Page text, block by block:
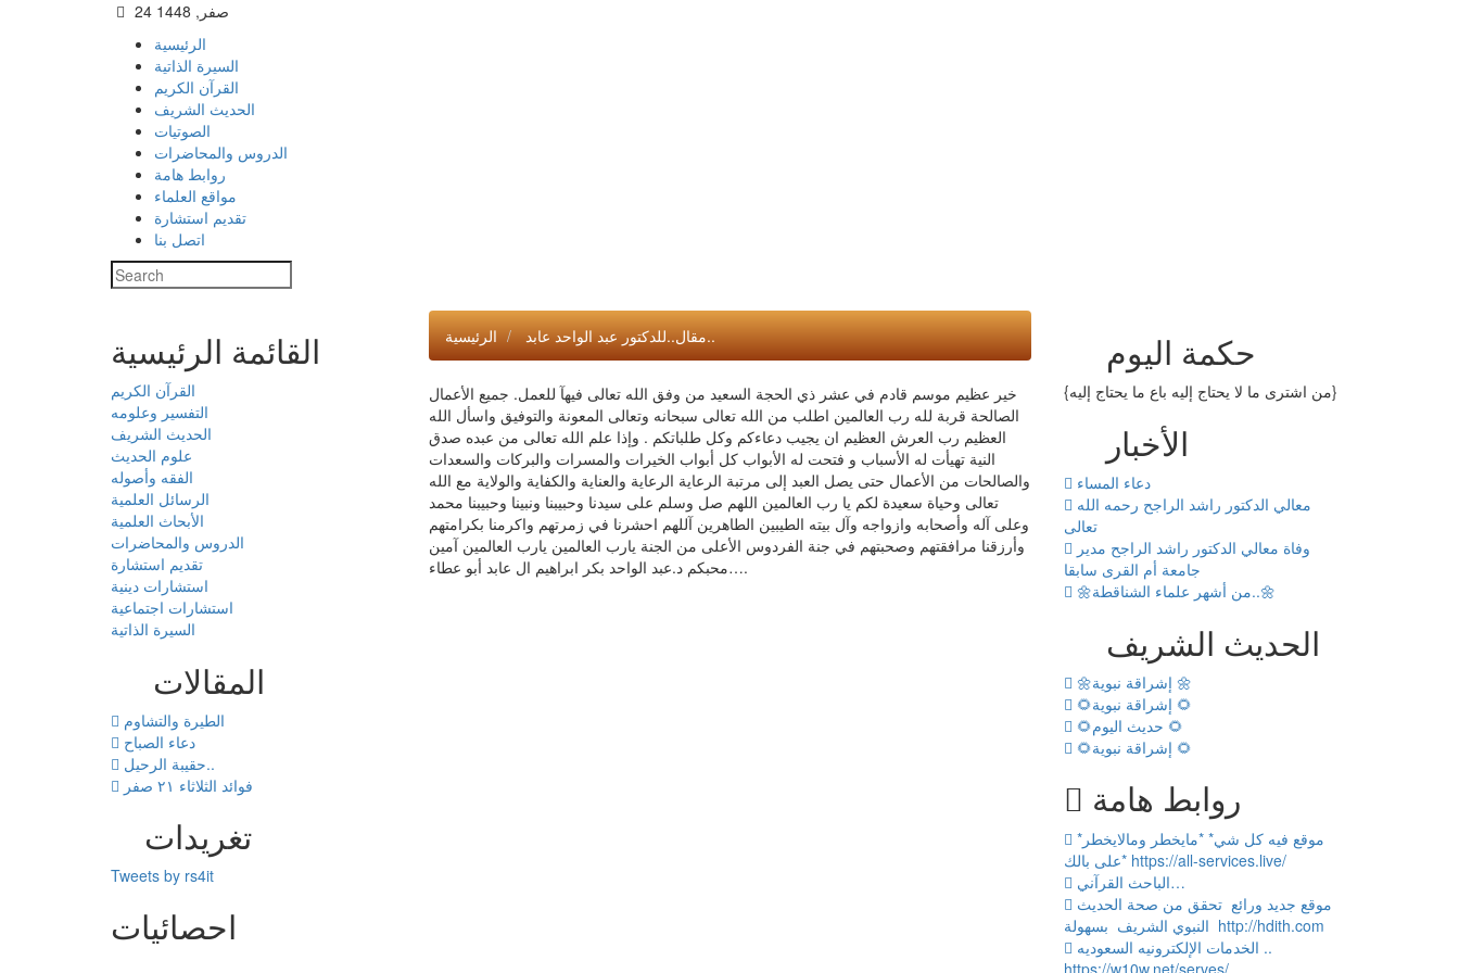
24 صفر, 1448
الرئيسية
السيرة الذاتية
القرآن الكريم
الحديث الشريف
الصوتيات
الدروس والمحاضرات
روابط هامة
مواقع العلماء
تقديم استشارة
اتصل بنا
القائمة الرئيسية
القرآن الكريم
التفسير وعلومه
الحديث الشريف
علوم الحديث
الفقه وأصوله
الرسائل العلمية
الأبحاث العلمية
الدروس والمحاضرات
تقديم استشارة
استشارات دينية
استشارات اجتماعية
السيرة الذاتية
المقالات
الطيرة والتشاوم
دعاء الصباح
حقيبة الرحيل..
فوائد الثلاثاء ٢١ صفر
تغريدات
Tweets by rs4it
احصائيات
الرئيسية مقال..للدكتور عبد الواحد عابد..
خير عظيم موسم قادم في عشر ذي الحجة السعيد من وفق الله تعالى فيهآ للعمل. جميع الأعمال
الصالحة قربة لله رب العالمين اطلب من الله تعالى سبحانه وتعالى المعونة والتوفيق واسأل الله
العظيم رب العرش العظيم ان يجيب دعاءكم وكل طلباتكم . وإذا علم الله تعالى من عبده صدق
النية تهيأت له الأسباب و فتحت له الأبواب كل أبواب الخيرات والمسرات والبركات والسعدات
والصالحات من الأعمال حتى يصل العبد إلى مرتبة الرعاية الرعاية والعناية والكفاية والولاية مع الله
تعالى وحياة سعيدة لكم يا رب العالمين اللهم صل وسلم على سيدنا وحبيبنا ونبينا وحبيبنا محمد
وعلى آله وأصحابه وازواجه وآل بيته الطيبين الطاهرين آللهم احشرنا في زمرتهم واكرمنا بكرامتهم
وأرزقنا مرافقتهم وصحبتهم في جنة الفردوس الأعلى من الجنة يارب العالمين يارب العالمين آمين
محبكم د.عبد الواحد بكر ابراهيم ال عابد أبو عطاء….
حكمة اليوم
{من اشترى ما لا يحتاج إليه باع ما يحتاج إليه}
الأخبار
دعاء المساء
تعالى
جامعة أم القرى سابقا
🌼من أشهر علماء الشناقطة..🌼
الحديث الشريف
🌼إشراقة نبوية 🌼
🌻إشراقة نبوية 🌻
🌻حديث اليوم 🌻
🌻إشراقة نبوية 🌻
روابط هامة
*موقع فيه كل شي* *مايخطر ومالايخطر
على بالك* https://all-services.live/
الباحث القرآني…
النبوي الشريف بسهولة http://hdith.com
https://w10w.net/serves/